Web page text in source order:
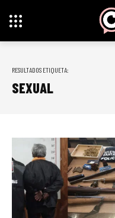
RESULTADOS ETIQUETA:
SEXUAL